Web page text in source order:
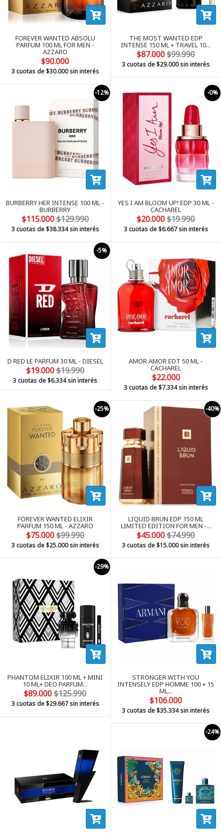
FOREVER WANTED ABSOLU
PARFUM 100 ML FOR MEN -
AZZARO
$90.000
3 cuotas de$30.000sin interés
THE MOST WANTED EDP
INTENSE 150 ML + TRAVEL 10...
$87.000$99.990
3 cuotas de$29.000sin interés
-12%
BURBERRY HER INTENSE 100 ML -
BURBERRY
$115.000$129.990
3 cuotas de$38.334sin interés
-0%
YES I AM BLOOM UP! EDP 30 ML -
CACHAREL
$20.000$19.990
3 cuotas de$6.667sin interés
-5%
D RED LE PARFUM 30 ML - DIESEL
$19.000$19.990
3 cuotas de$6.334sin interés
AMOR AMOR EDT 50 ML -
CACHAREL
$22.000
3 cuotas de$7.334sin interés
-25%
FOREVER WANTED ELIXIR
PARFUM 150 ML - AZZARO
$75.000$99.990
3 cuotas de$25.000sin interés
-40%
LIQUID BRUN EDP 150 ML
LIMITED EDITION FOR MEN -...
$45.000$74.990
3 cuotas de$15.000sin interés
-29%
PHANTOM ELIXIR 100 ML + MINI
10 ML+ DEO PARFUM...
$89.000$125.990
3 cuotas de$29.667sin interés
STRONGER WITH YOU
INTENSELY EDP HOMME 100 + 15
ML...
$106.000
3 cuotas de$35.334sin interés
-24%